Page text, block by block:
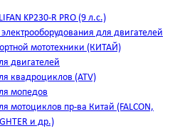
KP230-R PRO (9 л.с.)
для двигателей
мототехники (КИТАЙ)
двигателей
квадроциклов (ATV)
мопедов
мотоциклов пр-ва Китай (FALCON,
и др.)